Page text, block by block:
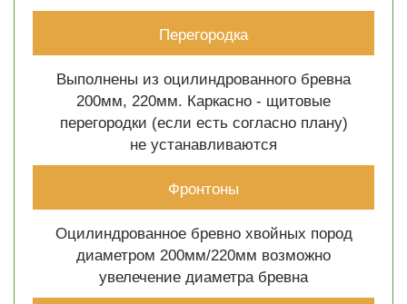
Перегородка
Выполнены из оцилиндрованного бревна
200мм, 220мм. Каркасно - щитовые
перегородки (если есть согласно плану)
не устанавливаются
Фронтоны
Оцилиндрованное бревно хвойных пород
диаметром 200мм/220мм возможно
увелечение диаметра бревна